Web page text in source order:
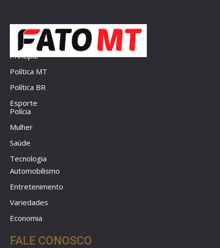
Principal
Política MT
Política BR
Esporte
Polícia
Mulher
Saúde
Tecnologia
Automobilismo
Entretenimento
Variedades
Economia
FALE CONOSCO